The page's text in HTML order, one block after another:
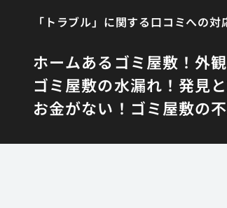
「トラブル」に関する口コミへの対
ホームあるゴミ屋敷！外
ゴミ屋敷の水漏れ！発見
お金がない！ゴミ屋敷の